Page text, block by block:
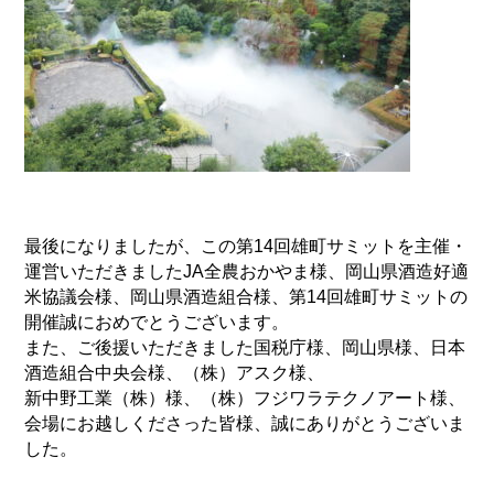
最後になりましたが、この第14回雄町サミットを主催・
運営いただきましたJA全農おかやま様、岡山県酒造好適
米協議会様、岡山県酒造組合様、第14回雄町サミットの
開催誠におめでとうございます。
また、ご後援いただきました国税庁様、岡山県様、日本
酒造組合中央会様、（株）アスク様、
新中野工業（株）様、（株）フジワラテクノアート様、
会場にお越しくださった皆様、誠にありがとうございま
した。